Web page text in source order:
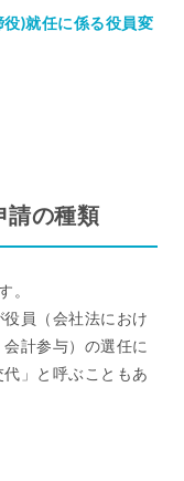
)就任に係る役員変
請の種類
。
員（会社法におけ
計参与）の選任に
」と呼ぶこともあ